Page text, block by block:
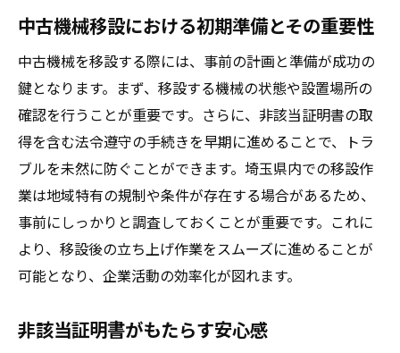
安全な機械移設を実現するための基本
非該当証明書がもたらすリスク管理
移設時の安全計画の立て方
非該当証明書取得で得られる安心感
埼玉県の安全基準をクリアするために
中古機械の運搬に関する安全対策
中古機械の移設成功に必須な非該当証明書の重
要性
非該当証明書が移設成功に与える影響
中古機械移設における法令遵守の重要性
リット
中古機械移設における初期準備とその重要性
中古機械を移設する際には、事前の計画と準備が成功の
鍵となります。まず、移設する機械の状態や設置場所の
確認を行うことが重要です。さらに、非該当証明書の取
得を含む法令遵守の手続きを早期に進めることで、トラ
ブルを未然に防ぐことができます。埼玉県内での移設作
業は地域特有の規制や条件が存在する場合があるため、
事前にしっかりと調査しておくことが重要です。これに
より、移設後の立ち上げ作業をスムーズに進めることが
可能となり、企業活動の効率化が図れます。
非該当証明書がもたらす安心感